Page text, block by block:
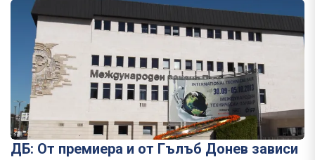
ДБ: От премиера и от Гълъб Донев зависи